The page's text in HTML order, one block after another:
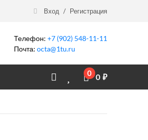
Вход / Регистрация
Телефон: +7 (902) 548-11-11
Почта: octa@1tu.ru
0 0 ₽